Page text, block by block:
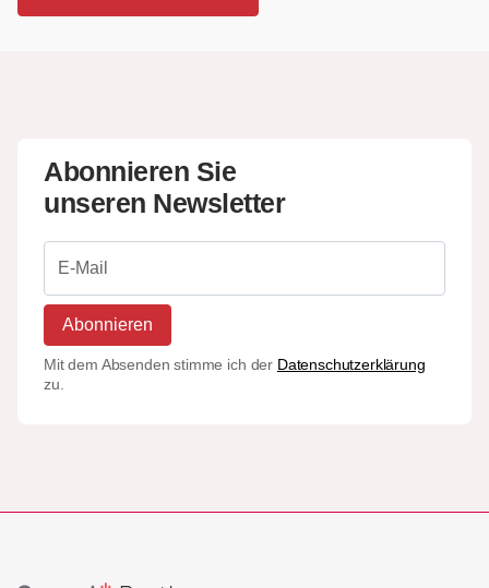
Abonnieren Sie
unseren Newsletter
Abonnieren
Mit dem Absenden stimme ich der Datenschutzerklärung
zu.